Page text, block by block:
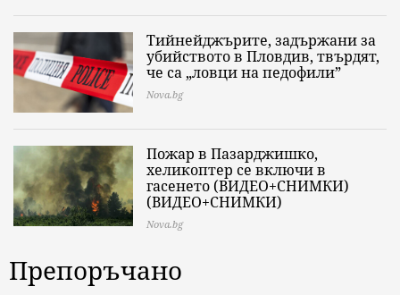
Тийнейджърите, задържани за
убийството в Пловдив, твърдят,
че са „ловци на педофили”
Nova.bg
Пожар в Пазарджишко,
хеликоптер се включи в
гасенето (ВИДЕО+СНИМКИ)
(ВИДЕО+СНИМКИ)
Nova.bg
Препоръчано